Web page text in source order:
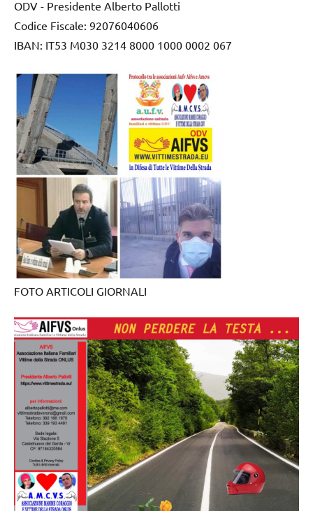
ODV - Presidente Alberto Pallotti
Codice Fiscale: 92076040606
IBAN: IT53 M030 3214 8000 1000 0002 067
FOTO ARTICOLI GIORNALI